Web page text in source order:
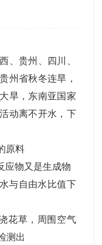
、贵州、四川、
州省秋冬连旱，
旱，东南亚国家
动离不开水，下
原料
应物又是生成物
与自由水比值下
花草，周围空气
测出